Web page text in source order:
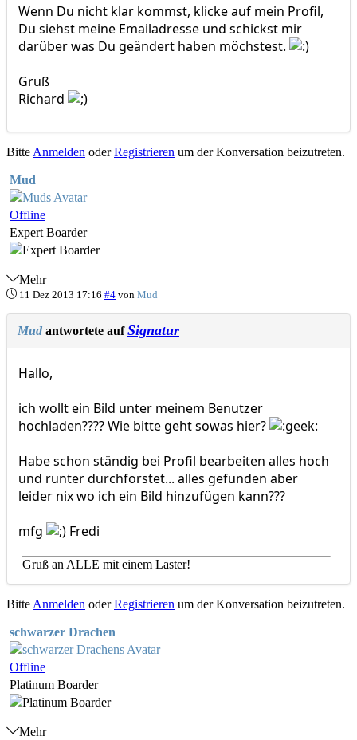
Wenn Du nicht klar kommst, klicke auf mein Profil,
Du siehst meine Emailadresse und schickst mir
darüber was Du geändert haben möchstest.
Gruß
Richard
Bitte Anmelden oderRegistrieren um der Konversation beizutreten.
Mud
Offline
Expert Boarder
Mehr
11 Dez 2013 17:16 #4 von Mud
Mud antwortete aufSignatur
Hallo,
ich wollt ein Bild unter meinem Benutzer
hochladen???? Wie bitte geht sowas hier?
Habe schon ständig bei Profil bearbeiten alles hoch
und runter durchforstet... alles gefunden aber
leider nix wo ich ein Bild hinzufügen kann???
mfg
Fredi
Gruß an ALLE mit einem Laster!
Bitte Anmelden oderRegistrieren um der Konversation beizutreten.
schwarzer Drachen
Offline
Platinum Boarder
Mehr